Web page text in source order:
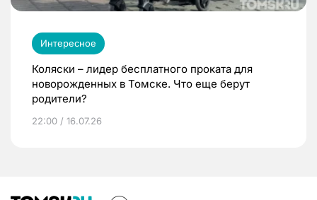
Интересное
Коляски – лидер бесплатного проката для
новорожденных в Томске. Что еще берут
родители?
22:00 / 16.07.26